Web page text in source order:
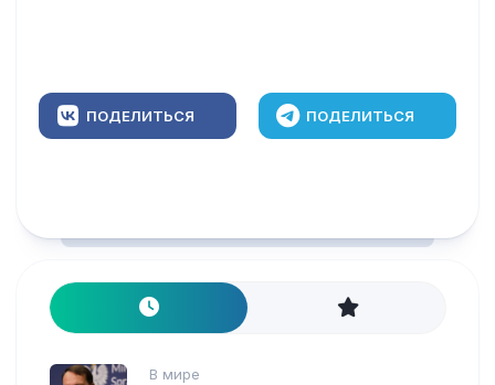
ПОДЕЛИТЬСЯ ПОДЕЛИТЬСЯ
В мире